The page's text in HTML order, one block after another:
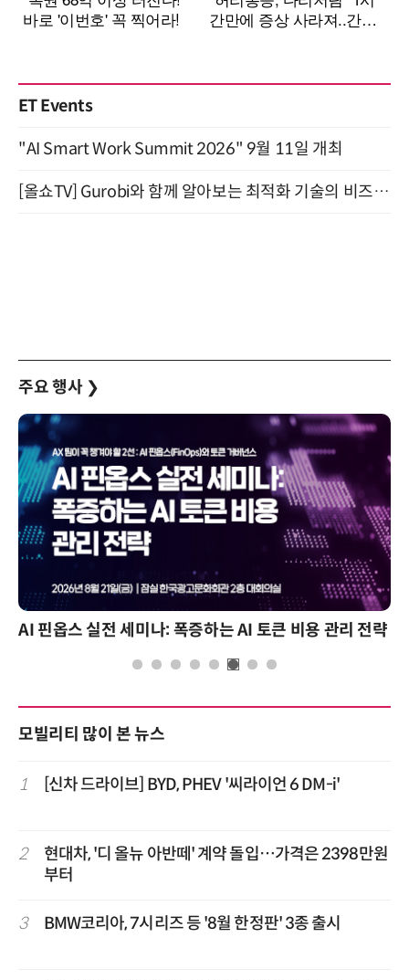
ET Events
"AI Smart Work Summit 2026" 9월 11일 개최
[올쇼TV] Gurobi와 함께 알아보는 최적화 기술의 비즈니스 활용 (8월 20일 생방송)
주요 행사 ❯
AI 핀옵스 실전 세미나: 폭증하는 AI 토큰 비용 관리 전략
모빌리티 많이 본 뉴스
1 [신차 드라이브] BYD, PHEV '씨라이언 6 DM-i'
2
현대차, '디 올뉴 아반떼' 계약 돌입…가격은 2398만원
부터
3 BMW코리아, 7시리즈 등 '8월 한정판' 3종 출시